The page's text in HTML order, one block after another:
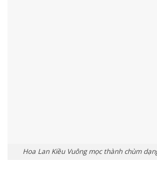
Hoa Lan Kiều Vuông mọc thành chùm